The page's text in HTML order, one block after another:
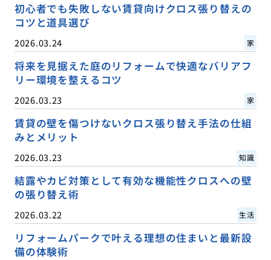
初心者でも失敗しない賃貸向けクロス張り替えの
コツと道具選び
2026.03.24 家
将来を見据えた庭のリフォームで快適なバリアフ
リー環境を整えるコツ
2026.03.23 家
賃貸の壁を傷つけないクロス張り替え手法の仕組
みとメリット
2026.03.23 知識
結露やカビ対策として有効な機能性クロスへの壁
の張り替え術
2026.03.22 生活
リフォームパークで叶える理想の住まいと最新設
備の体験術